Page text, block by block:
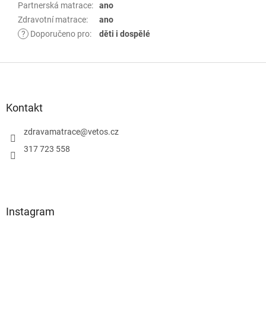
Partnerská matrace:
ano
Zdravotní matrace:
ano
?
Doporučeno pro: děti i dospělé
pKontakt
zdravamatrace@vetos.cz
317 723 558
Instagram